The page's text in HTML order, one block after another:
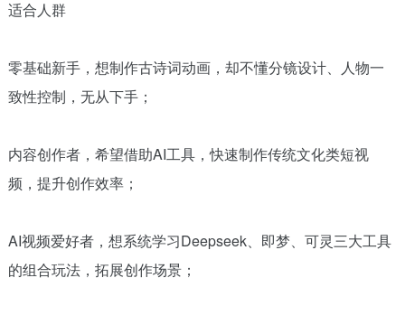
适合人群
零基础新手，想制作古诗词动画，却不懂分镜设计、人物一
致性控制，无从下手；
内容创作者，希望借助AI工具，快速制作传统文化类短视
频，提升创作效率；
AI视频爱好者，想系统学习Deepseek、即梦、可灵三大工具
的组合玩法，拓展创作场景；